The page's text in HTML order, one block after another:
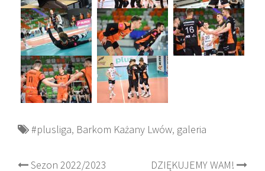
#plusliga, Barkom Każany Lwów, galeria
Sezon 2022/2023 DZIĘKUJEMY WAM!